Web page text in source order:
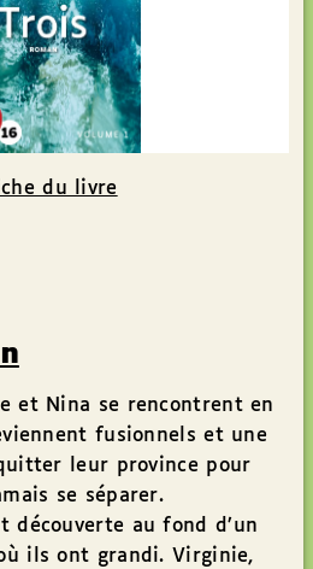
du livre
et Nina se rencontrent en
fusionnels et une
leur province pour
se séparer.
découverte au fond d’un
ils ont grandi. Virginie,